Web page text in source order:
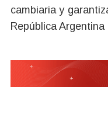
cambiaria y
República